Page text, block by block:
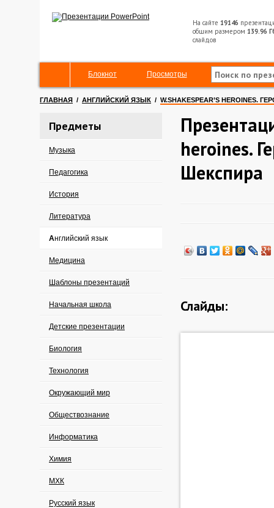
На сайте 19146
общим размером 139.96
слайдов
Блокнот Просмотры
ГЛАВНАЯ / АНГЛИЙСКИЙ ЯЗЫК / W.SHAKESPEAR’S
Предметы
Музыка
Педагогика
История
Литература
Английский язык
Медицина
Шаблоны презентаций
Начальная школа
Детские презентации
Биология
Технология
Окружающий мир
Обществознание
Информатика
Химия
МХК
Русский язык
heroines.
Шекспира
Слайды: